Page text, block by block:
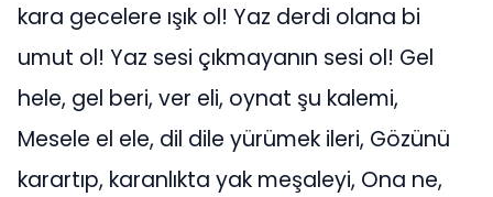
kara gecelere ışık ol! Yaz derdi olana bi
umut ol! Yaz sesi çıkmayanın sesi ol! Gel
hele, gel beri, ver eli, oynat şu kalemi,
Mesele el ele, dil dile yürümek ileri, Gözünü
karartıp, karanlıkta yak meşaleyi, Ona ne,